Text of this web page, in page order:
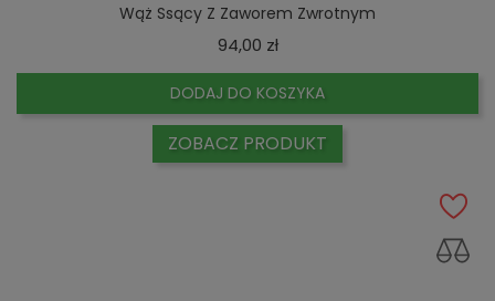
Wąż Ssący Z Zaworem Zwrotnym
94,00 złCena
DODAJ DO KOSZYKA
ZOBACZ PRODUKT